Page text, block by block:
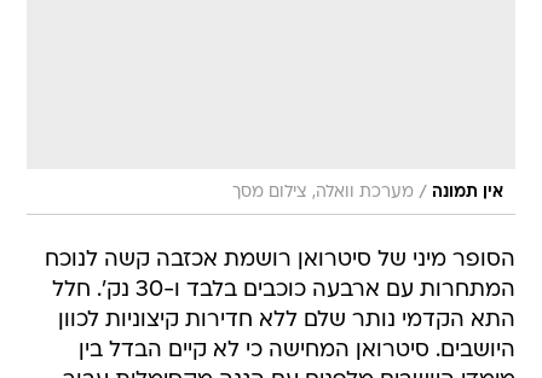
אין תמונה / מערכת וואלה, צילום מסך
הסופר מיני של סיטרואן רושמת אכזבה קשה לנוכח
המתחרות עם ארבעה כוכבים בלבד ו-30 נק'. חלל
התא הקדמי נותר שלם ללא חדירות קיצוניות לכוון
היושבים. סיטרואן המחישה כי לא קיים הבדל בין